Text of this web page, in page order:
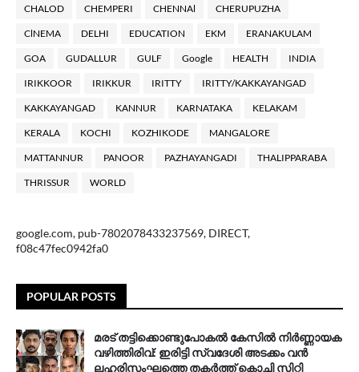
CHALOD CHEMPERI CHENNAl CHERUPUZHA
ClNEMA DELHI EDUCATION EKM ERANAKULAM
GOA GUDALLUR GULF Google HEALTH INDIA
IRIKKOOR IRIKKUR IRITTY IRITTY/KAKKAYANGAD
KAKKAYANGAD KANNUR KARNATAKA KELAKAM
KERALA KOCHI KOZHIKODE MANGALORE
MATTANNUR PANOOR PAZHAYANGADI THALIPPARABA
THRISSUR WORLD
google.com, pub-7802078433237569, DIRECT,
f08c47fec0942fa0
POPULAR POSTS
മരട് തട്ടിക്കൊണ്ടുപോകൽ കേസിൽ നിർണ്ണായക
വഴിത്തിരിവ്: ഇരിട്ടി സ്വദേശി അടക്കം വൻ
ലഹരിസംഘത്തെ തകർത്ത് കൊച്ചി സിറ്റി